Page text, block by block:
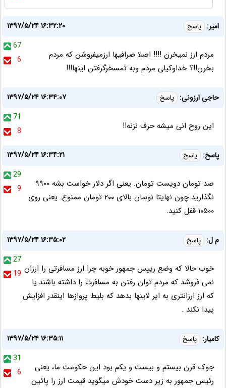
امیر: پاسخ
۱۳۹۷/۵/۲۴ ۱۶:۳۲:۲۰
67
6
مردم ارز نمیخرن !!!! اصلا صرافیها ارزمیفروشن که مردم
بخرن!!؟ خداوکیلی مردم وبه تمسخرگرفتن اینها!!!
حاجی ارزونی: پاسخ
۱۳۹۷/۵/۲۴ ۱۶:۳۴:۰۷
71
8
این روح انی میشه حرف نزنه!!
پاسخ: پاسخ
۱۳۹۷/۵/۲۴ ۱۶:۳۴:۲۱
29
9
صد تومان دویست تومان. یعنی اگر دلار خواست بشه ۹۹۰۰
نگذارید چون نهایتا نوسان بالای ۲۰۰ تومان ممنوع. یعنی روی
۱۰۵۰۰ قفل کنید.
م ل: پاسخ
۱۳۹۷/۵/۲۴ ۱۶:۳۵:۰۲
27
19 خوب حالا که وضع رییس جمهور خوبه چرا ارز مسافرتی را ارزان
نمی فروشد که مردم توان رفتن به مسافرت را داشته باشند.یا
که ارز ارزانتری به ایر لاینها بدهد که بلیط پروازها اینقدر افزایش
پیدا نکند .
کامیار: پاسخ
۱۳۹۷/۵/۲۴ ۱۶:۳۵:۱۱
31
6
جوک قرن بیستم و بیست و یکم بود این حکومت ما، یعنی
رئیس جمهور به زیر دست خودش میگوید قیمت ارز را پائین